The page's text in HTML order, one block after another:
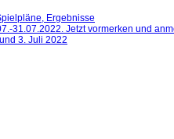
Ergebnisse
31.07.2022. Jetzt vormerken und
3. Juli 2022